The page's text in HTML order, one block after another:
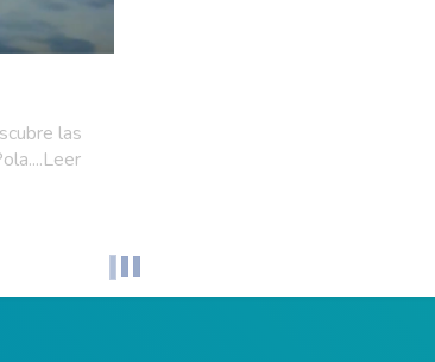
las